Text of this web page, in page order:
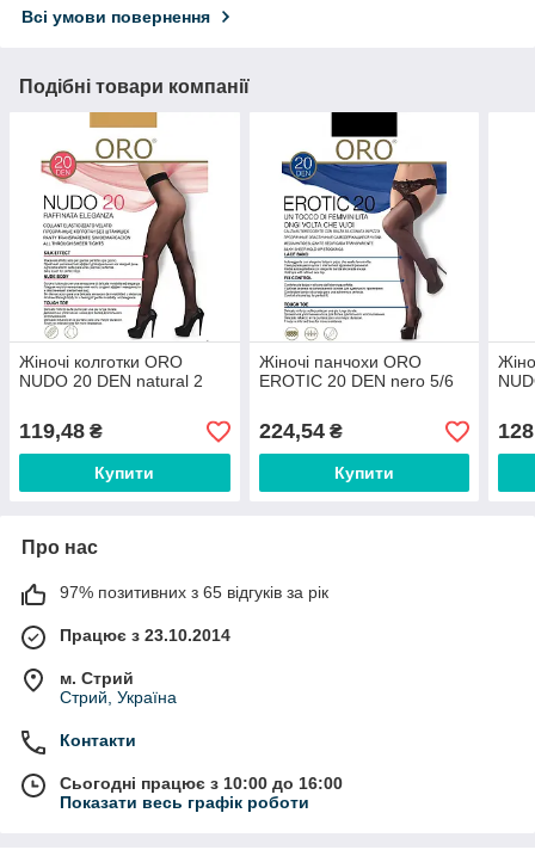
Всі умови повернення
Подібні товари компанії
Жіночі колготки ORO
NUDO 20 DEN natural 2
119,48 ₴
Купити
Жіночі панчохи ORO
EROTIC 20 DEN nero 5/6
224,54₴
Купити
Про нас
97% позитивних з 65 відгуків за рік
Працює з 23.10.2014
м. Стрий
Стрий, Україна
Контакти
Сьогодні працює з 10:00 до 16:00
Показати весь графік роботи